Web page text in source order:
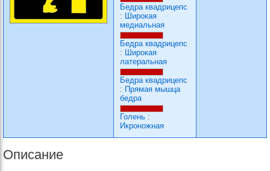
Бедра квадрицепс
: Широкая
медиальная
Бедра квадрицепс
: Широкая
латеральная
Бедра квадрицепс
: Прямая мышца
бедра
Голень :
Икроножная
Описание